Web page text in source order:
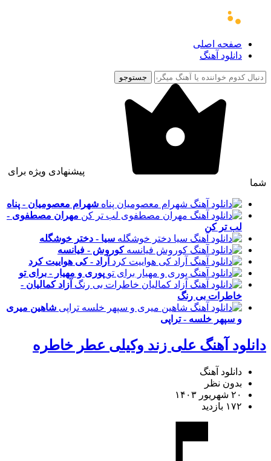
صفحه اصلی
دانلود آهنگ
جستوجو
پیشنهادی ویژه برای
شما
شهرام معصومیان - پناه
مهران مصطفوی -
لب تر کن
سیا - دختر خوشگله
کوروش - فیانسه
آراد - کی هواییت کرد
پوری و مهیار - برای تو
آزاد کمالیان -
خاطرات بی رنگ
شاهین میری
و سپهر خلسه - تراپی
دانلود آهنگ علی زند وکیلی عطر خاطره
دانلود آهنگ
بدون نظر
۲۰ شهریور ۱۴۰۳
۱۷۲ بازدید